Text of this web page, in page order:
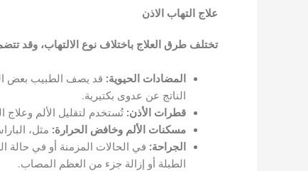
علاج التهاب الاذن
تختلف طرق العلاج باختلاف نوع الالتهاب، وقد
المضادات الحيوية: قد يصف الطبيب بعض
الناتج عن عدوى بكتيرية.
قطرات الأذن: تُستخدم لتقليل الألم وعلاج
مسكنات الألم وخافض الحرارة: مثل،
الجراحة: في الحالات المزمنة أو في حالة
الطبلة أو إزالة جزء من العظم المصاب.